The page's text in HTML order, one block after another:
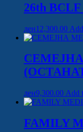
26th
ден12,300.00
ден9,300.00 Add
FAMILY